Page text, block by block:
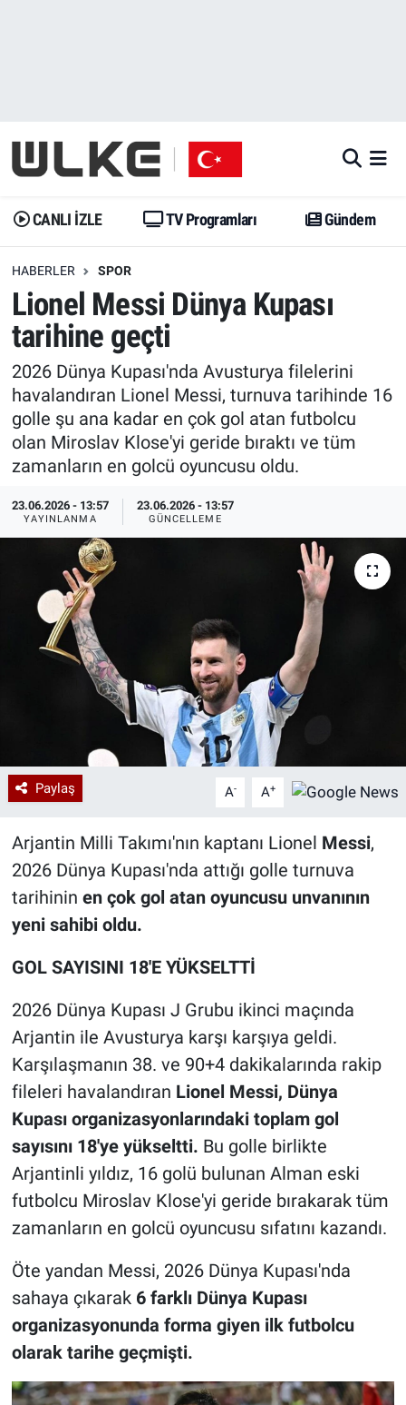
CANLI İZLE TV Programları Gündem
HABERLER SPOR
Lionel Messi Dünya Kupası
tarihine geçti
2026 Dünya Kupası'nda Avusturya filelerini
havalandıran Lionel Messi, turnuva tarihinde 16
golle şu ana kadar en çok gol atan futbolcu
olan Miroslav Klose'yi geride bıraktı ve tüm
zamanların en golcü oyuncusu oldu.
23.06.2026 - 13:57
YAYINLANMA
23.06.2026 - 13:57
GÜNCELLEME
Paylaş A- A+
Arjantin Milli Takımı'nın kaptanı Lionel Messi,
2026 Dünya Kupası'nda attığı golle turnuva
tarihinin en çok gol atan oyuncusu unvanının
yeni sahibi oldu.
GOL SAYISINI 18'E YÜKSELTTİ
2026 Dünya Kupası J Grubu ikinci maçında
Arjantin ile Avusturya karşı karşıya geldi.
Karşılaşmanın 38. ve 90+4 dakikalarında rakip
fileleri havalandıran Lionel Messi, Dünya
Kupası organizasyonlarındaki toplam gol
sayısını 18'ye yükseltti. Bu golle birlikte
Arjantinli yıldız, 16 golü bulunan Alman eski
futbolcu Miroslav Klose'yi geride bırakarak tüm
zamanların en golcü oyuncusu sıfatını kazandı.
Öte yandan Messi, 2026 Dünya Kupası'nda
sahaya çıkarak6 farklı Dünya Kupası
organizasyonunda forma giyen ilk futbolcu
olarak tarihe geçmişti.
Gündem
Dünya
Erişim Bilgileri
Ekonomi
Trend
Özel Haberler
Gündem
Trend
Erişim Bilgileri
Spor
Ekonomi
Dünya
Kadın
Erişim Bilgileri
Sağlık
Ramazan
İstanbul Namaz Vakitleri
Trafik Durumu
Erişim Bilgileri
Tüm Manşetler
Son Dakika Haberleri
Haber Arşivi